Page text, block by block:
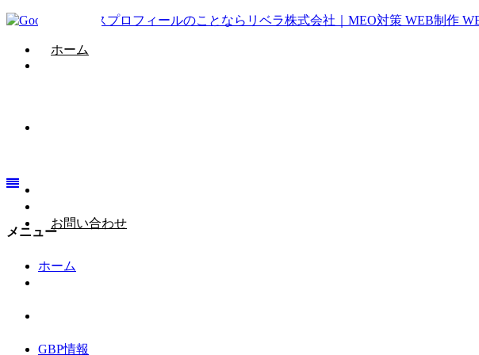
ホーム
お問い合わせ
メニュー
ホーム
GBP情報